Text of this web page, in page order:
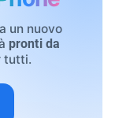
un nuovo
pronti da
tutti.